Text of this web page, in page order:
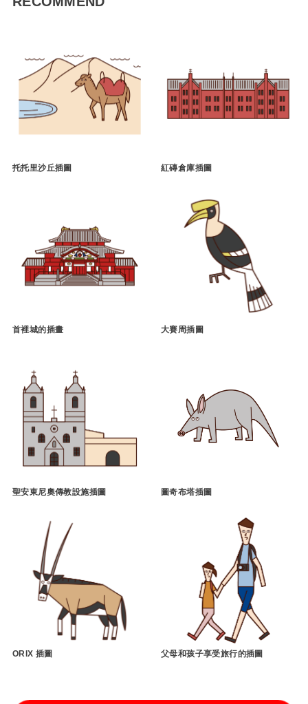
托托里沙丘插圖 紅磚倉庫插圖
首裡城的插畫 大賽周插圖
聖安東尼奧傳教設施插圖 圖奇布塔插圖
ORIX 插圖 父母和孩子享受旅行的插圖